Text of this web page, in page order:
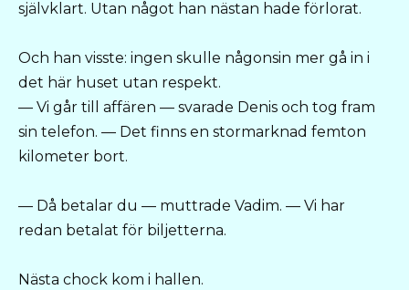
självklart. Utan något han nästan hade förlorat.
Och han visste: ingen skulle någonsin mer gå in i
det här huset utan respekt.
— Vi går till affären — svarade Denis och tog fram
sin telefon. — Det finns en stormarknad femton
kilometer bort.
— Då betalar du — muttrade Vadim. — Vi har
redan betalat för biljetterna.
Nästa chock kom i hallen.